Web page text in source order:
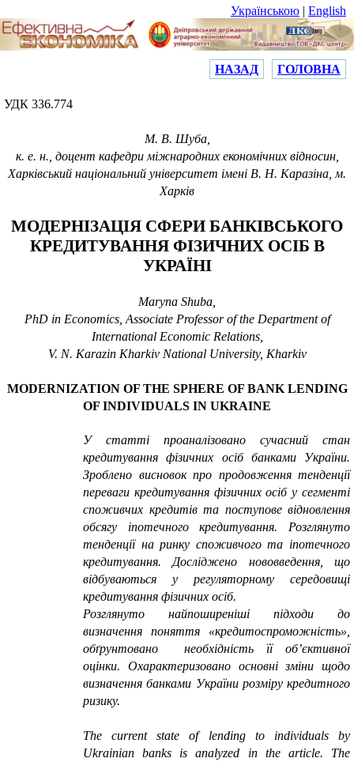
Українською | English
НАЗАД ГОЛОВНА
УДК 336.774
М. В. Шуба,
к. е. н., доцент кафедри міжнародних економічних відносин,
Харківський національний університет імені В. Н. Каразіна, м.
Харків
МОДЕРНІЗАЦІЯ СФЕРИ БАНКІВСЬКОГО
КРЕДИТУВАННЯ ФІЗИЧНИХ ОСІБ В
УКРАЇНІ
Maryna Shuba
PhD in Economics, Associate Professor of the Department of
International Economic Relations,
V. N. Karazin Kharkiv National University, Kharkіv
MODERNIZATION OF THE SPHERE OF BANK LENDING
OF INDIVIDUALS IN UKRAINE
У статті проаналізовано сучасний стан
кредитування фізичних осіб банками України.
Зроблено висновок про продовження тенденції
переваги кредитування фізичних осіб у сегменті
споживчих кредитів та поступове відновлення
обсягу іпотечного кредитування. Розглянуто
тенденції на ринку споживчого та іпотечного
кредитування. Досліджено нововведення, що
відбуваються у регуляторному середовищі
кредитування фізичних осіб.
Розглянуто найпоширеніші підходи до
визначення поняття «кредитоспроможність»,
обґрунтовано необхідність її об’єктивної
оцінки. Охарактеризовано основні зміни щодо
визначення банками України розміру кредитного
ризику.
The current state of lending to individuals by
Ukrainian banks is analyzed in the article. The